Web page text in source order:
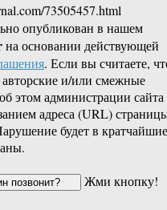
73505457.html
опубликован в нашем
на основании действующей
. Если вы считаете,
и/или смежные
этом администрации сайта
адреса (URL)
будет в кратчайшие
Жми кнопку!